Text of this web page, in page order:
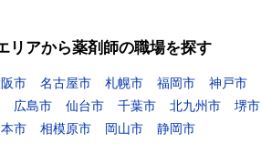
リアから薬剤師の職場を探す
市 名古屋市 札幌市 福岡市 神戸市
広島市 仙台市 千葉市 北九州市 堺市
市 相模原市 岡山市 静岡市